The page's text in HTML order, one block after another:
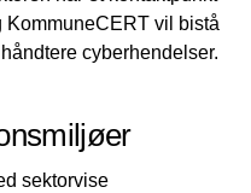
vil bistå
cyberhendelser.
sektorvise